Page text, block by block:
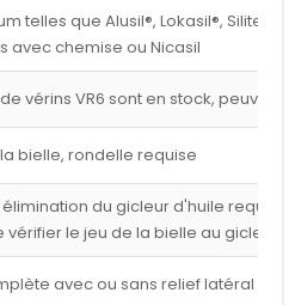
telles que Alusil®, Lokasil®, Silitec®,
avec chemise ou Nicasil
vérins VR6 sont en stock, peuvent
bielle, rondelle requise
du gicleur d'huile
vérifier le jeu de la bielle au gicleur
avec ou sans relief latéral